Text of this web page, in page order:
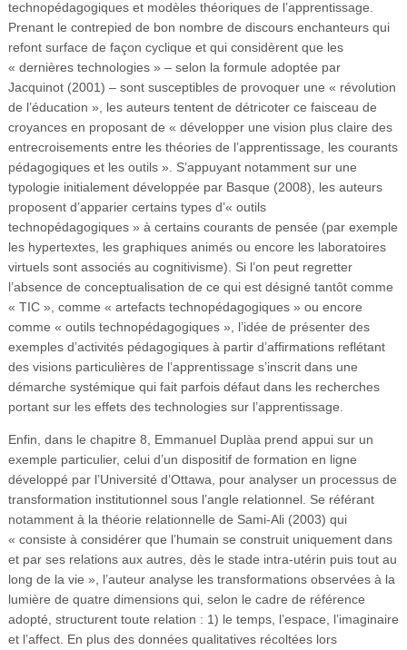
technopédagogiques et modèles théoriques de l’apprentissage.
Prenant le contrepied de bon nombre de discours enchanteurs qui
refont surface de façon cyclique et qui considèrent que les
« dernières technologies » – selon la formule adoptée par
Jacquinot (2001) – sont susceptibles de provoquer une « révolution
de l’éducation », les auteurs tentent de détricoter ce faisceau de
croyances en proposant de « développer une vision plus claire des
entrecroisements entre les théories de l’apprentissage, les courants
pédagogiques et les outils ». S’appuyant notamment sur une
typologie initialement développée par Basque (2008), les auteurs
proposent d’apparier certains types d’« outils
technopédagogiques » à certains courants de pensée (par exemple
les hypertextes, les graphiques animés ou encore les laboratoires
virtuels sont associés au cognitivisme). Si l’on peut regretter
l’absence de conceptualisation de ce qui est désigné tantôt comme
« TIC », comme « artefacts technopédagogiques » ou encore
comme « outils technopédagogiques », l’idée de présenter des
exemples d’activités pédagogiques à partir d’affirmations reflétant
des visions particulières de l’apprentissage s’inscrit dans une
démarche systémique qui fait parfois défaut dans les recherches
portant sur les effets des technologies sur l’apprentissage.
Enfin, dans le chapitre 8, Emmanuel Duplàa prend appui sur un
exemple particulier, celui d’un dispositif de formation en ligne
développé par l’Université d’Ottawa, pour analyser un processus de
transformation institutionnel sous l’angle relationnel. Se référant
notamment à la théorie relationnelle de Sami-Ali (2003) qui
« consiste à considérer que l’humain se construit uniquement dans
et par ses relations aux autres, dès le stade intra-utérin puis tout au
long de la vie », l’auteur analyse les transformations observées à la
lumière de quatre dimensions qui, selon le cadre de référence
adopté, structurent toute relation : 1) le temps, l’espace, l’imaginaire
et l’affect. En plus des données qualitatives récoltées lors